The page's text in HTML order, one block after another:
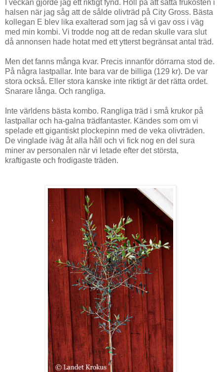
I veckan gjorde jag ett riktigt fynd. Höll på att sätta frukosten i
halsen när jag såg att de sålde olivträd på City Gross. Bästa
kollegan E blev lika exalterad som jag så vi gav oss i väg
med min kombi. Vi trodde nog att de redan skulle vara slut
då annonsen hade hotat med ett ytterst begränsat antal träd.
Men det fanns många kvar. Precis innanför dörrarna stod de.
På några lastpallar. Inte bara var de billiga (129 kr). De var
stora också. Eller stora kanske inte riktigt är det rätta ordet.
Snarare långa. Och rangliga.
Inte världens bästa kombo. Rangliga träd i små krukor på
lastpallar och ha-galna trädfantaster. Kändes som om vi
spelade ett gigantiskt plockepinn med de veka olivträden.
De vinglade iväg åt alla håll och vi fick nog en del sura
miner av personalen när vi letade efter det största,
kraftigaste och frodigaste träden.